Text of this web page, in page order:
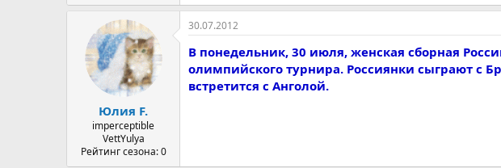
Юлия F.
imperceptible
VettYulya
Рейтинг сезона: 0
30.07.2012
В понедельник, 30 июля, женская сборная
олимпийского турнира. Россиянки сыграют с
встретится с Анголой.